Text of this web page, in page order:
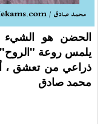
الحضن هو الشيء
يلمس روعة
ذراعي من تعشق ،
محمد صادق